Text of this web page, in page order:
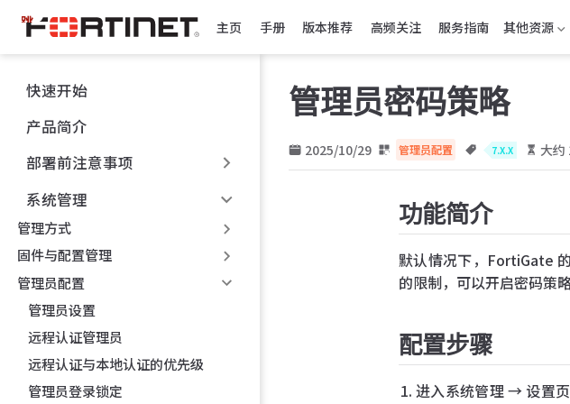
跳
至
主
內
容
主页 手册 版本推荐 高频关注 服务指南 其他资源
快速开始
产品简介
部署前注意事项
系统管理
管理方式
固件与配置管理
管理员配置
管理员设置
远程认证管理员
远程认证与本地认证的优先级
管理员登录锁定
管理员密码策略
2025/10/29 管理员配置 7.X.X 大约
功能简介
默认情况下，FortiGate
的限制，可以开启密码策略
配置步骤
进入系统管理 → 设置